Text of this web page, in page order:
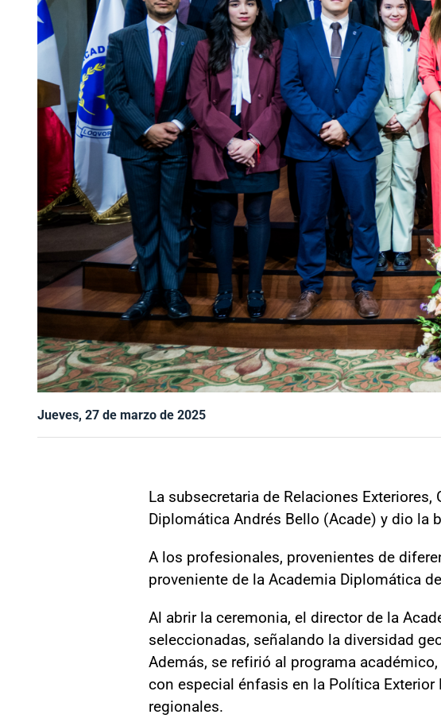
Jueves, 27 de marzo de 2025
La subsecretaria de Relaciones
Diplomática Andrés Bello (Acade) y dio la
A los profesionales, provenientes de
proveniente de la Academia Diplomática
Al abrir la ceremonia, el director de la
seleccionadas, señalando la diversidad
Además, se refirió al programa
con especial énfasis en la Política
regionales.